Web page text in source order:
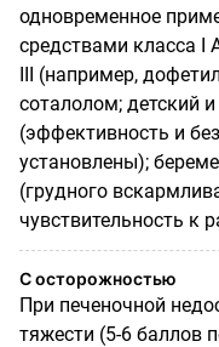
одновременное
средствами класса I
III (например,
соталолом; детский
(эффективность и
установлены);
(грудного
чувствительность к
С осторожностью
При печеночной
тяжести (5-6 баллов